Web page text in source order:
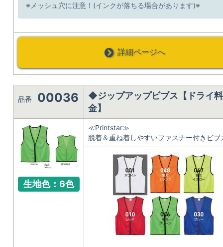
※メッシュ穴に注意！(インクが落ちる場合があります)※
詳細ページへ
品番 00036
◆ジップアップビブス【ドライ料
金】
生地色：6色
≪Printstar≫
脱着＆重ね着しやすいファスナー付きビブ